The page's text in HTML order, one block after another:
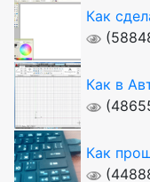
Как
Как в
Как